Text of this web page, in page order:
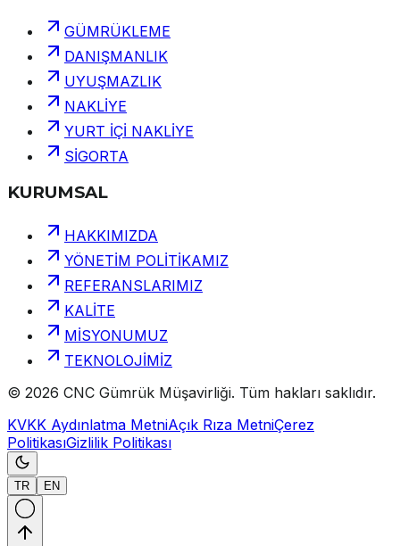
GÜMRÜKLEME
DANIŞMANLIK
UYUŞMAZLIK
NAKLİYE
YURT İÇİ NAKLİYE
SİGORTA
KURUMSAL
HAKKIMIZDA
YÖNETİM POLİTİKAMIZ
REFERANSLARIMIZ
KALİTE
MİSYONUMUZ
TEKNOLOJİMİZ
© 2026 CNC Gümrük Müşavirliği. Tüm hakları saklıdır.
KVKK Aydınlatma MetniAçık Rıza MetniÇerez
PolitikasıGizlilik Politikası
TR EN